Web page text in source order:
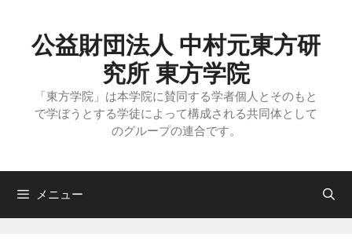
公益財団法人 中村元東方研
究所 東方学院
「東方学院」は本学院に賛同する学者個人とそのもと
で学ぼうとする学徒によって構成される共同体として
のグループの連合です。
メニュー